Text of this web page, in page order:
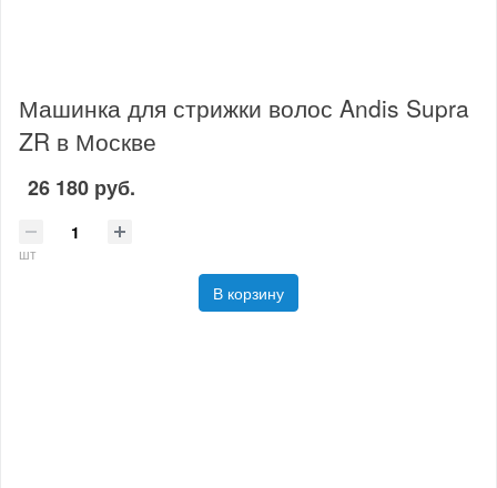
Машинка для стрижки волос Andis Supra
ZR в Москве
26 180 руб.
шт
В корзину